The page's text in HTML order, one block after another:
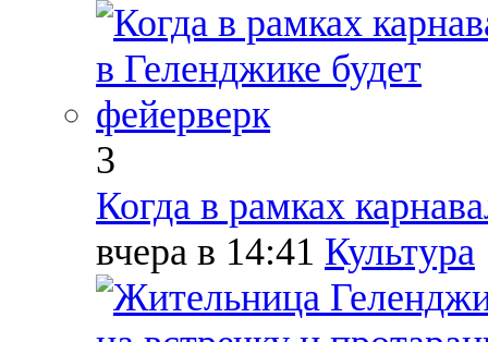
3
Когда в рамках
вчера в 14:41 Культура